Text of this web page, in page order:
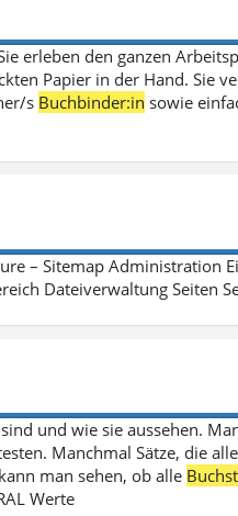
erleben den ganzen
Papier in der Hand. Sie
s Buchbinder:in sowie
– Sitemap Administration
Dateiverwaltung Seiten
und wie sie aussehen.
Manchmal Sätze, die
man sehen, ob alle
Werte